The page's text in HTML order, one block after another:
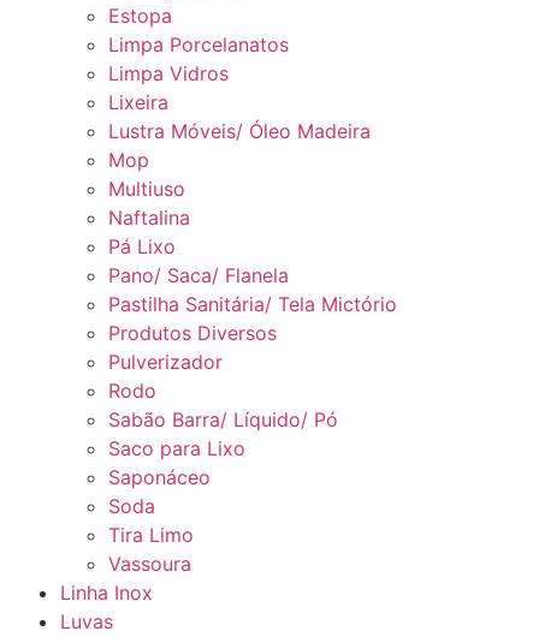
Estopa
Limpa Porcelanatos
Limpa Vidros
Lixeira
Lustra Móveis/ Óleo Madeira
Mop
Multiuso
Naftalina
Pá Lixo
Pano/ Saca/ Flanela
Pastilha Sanitária/ Tela Mictório
Produtos Diversos
Pulverizador
Rodo
Sabão Barra/ Líquido/ Pó
Saco para Lixo
Saponáceo
Soda
Tira Limo
Vassoura
Linha Inox
Luvas